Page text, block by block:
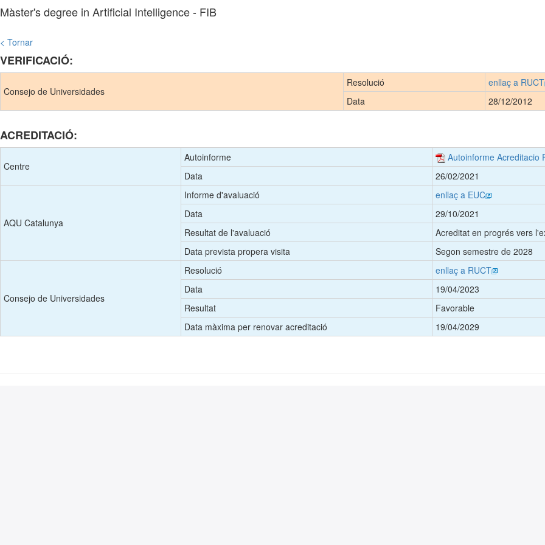
Màster's degree in Artificial Intelligence - FIB
< Tornar
VERIFICACIÓ:
Consejo de Universidades
Resolució
enllaç a RUCT
Data
28/12/2012
ACREDITACIÓ:
Centre
Autoinforme
Autoinforme Acreditacio
Data
26/02/2021
AQU Catalunya
Informe d'avaluació
enllaç a EUC
Data
29/10/2021
Resultat de l'avaluació
Acreditat en progrés vers
Data prevista propera visita
Segon semestre de 2028
Consejo de Universidades
Resolució
enllaç a RUCT
Data
19/04/2023
Resultat
Favorable
Data màxima per renovar acreditació
19/04/2029